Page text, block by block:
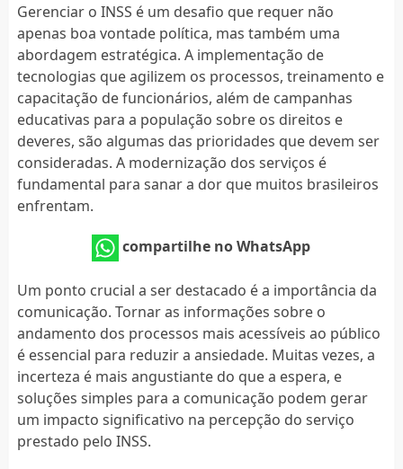
Gerenciar o INSS é um desafio que requer não
apenas boa vontade política, mas também uma
abordagem estratégica. A implementação de
tecnologias que agilizem os processos, treinamento e
capacitação de funcionários, além de campanhas
educativas para a população sobre os direitos e
deveres, são algumas das prioridades que devem ser
consideradas. A modernização dos serviços é
fundamental para sanar a dor que muitos brasileiros
enfrentam.
compartilhe no WhatsApp
Um ponto crucial a ser destacado é a importância da
comunicação. Tornar as informações sobre o
andamento dos processos mais acessíveis ao público
é essencial para reduzir a ansiedade. Muitas vezes, a
incerteza é mais angustiante do que a espera, e
soluções simples para a comunicação podem gerar
um impacto significativo na percepção do serviço
prestado pelo INSS.